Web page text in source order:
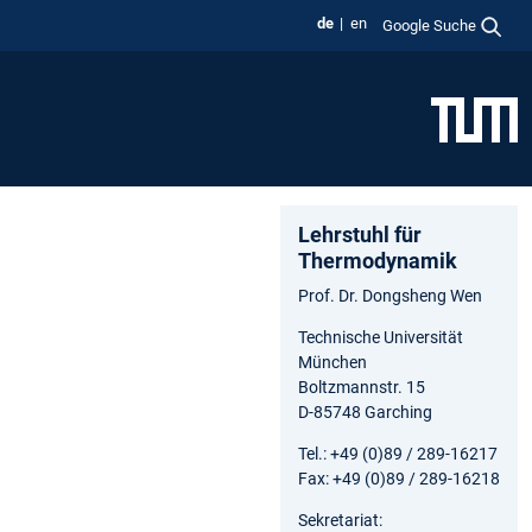
de en Google Suche
Lehrstuhl für
Thermodynamik
Prof. Dr. Dongsheng Wen
Technische Universität
München
Boltzmannstr. 15
D-85748 Garching
Tel.: +49 (0)89 / 289-16217
Fax: +49 (0)89 / 289-16218
Sekretariat: